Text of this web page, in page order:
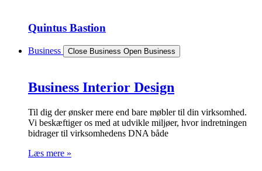
Quintus Bastion
Business Close Business Open Business
Business Interior Design
Til dig der ønsker mere end bare møbler til din virksomhed.
Vi beskæftiger os med at udvikle miljøer, hvor indretningen
bidrager til virksomhedens DNA både
Læs mere »